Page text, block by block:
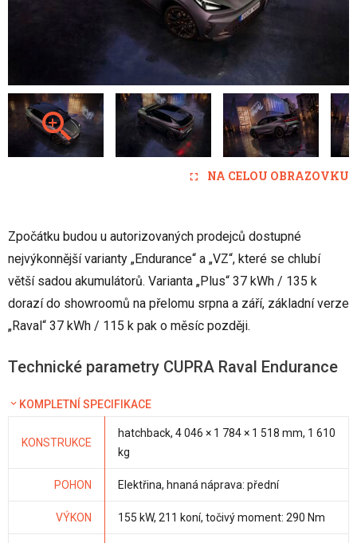
NA CELOU OBRAZOVKU
Zpočátku budou u autorizovaných prodejců dostupné
nejvýkonnější varianty „Endurance“ a „VZ“, které se chlubí
větší sadou akumulátorů. Varianta „Plus“ 37 kWh / 135 k
dorazí do showroomů na přelomu srpna a září, základní verze
„Raval“ 37 kWh / 115 k pak o měsíc později.
Technické parametry CUPRA Raval Endurance
KOMPLETNÍ SPECIFIKACE
KONSTRUKCE
hatchback, 4 046 × 1 784 × 1 518 mm, 1 610
kg
POHON Elektřina, hnaná náprava: přední
VÝKON 155 kW, 211 koní, točivý moment: 290 Nm